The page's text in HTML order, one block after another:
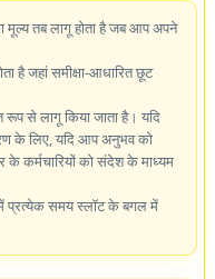
मूल्य तब लागू होता है जब आप अपने
है जहां समीक्षा-आधारित छूट
से लागू किया जाता है। यदि
के लिए, यदि आप अनुभव को
के कर्मचारियों को संदेश के माध्यम
प्रत्येक समय स्लॉट के बगल में